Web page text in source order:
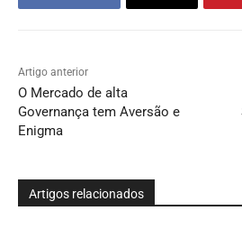
Artigo anterior
O Mercado de alta
Governança tem Aversão e
Enigma
Artigos relacionados